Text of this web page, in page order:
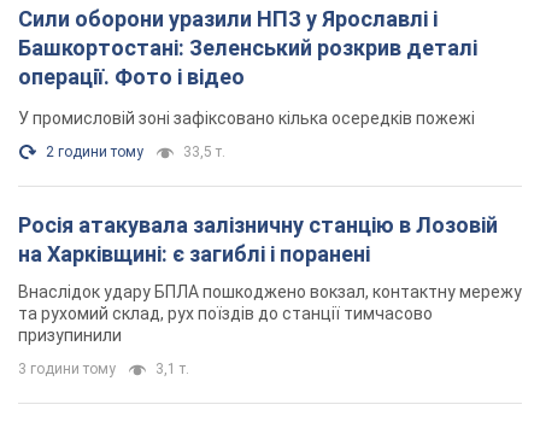
Сили оборони уразили НПЗ у Ярославлі і
Башкортостані: Зеленський розкрив деталі
операції. Фото і відео
У промисловій зоні зафіксовано кілька осередків пожежі
2 години тому 33,5 т.
Росія атакувала залізничну станцію в Лозовій
на Харківщині: є загиблі і поранені
Внаслідок удару БПЛА пошкоджено вокзал, контактну мережу
та рухомий склад, рух поїздів до станції тимчасово
призупинили
3 години тому 3,1 т.